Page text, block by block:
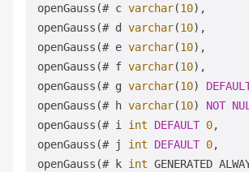
openGauss(# c varchar(10),
openGauss(# d varchar(10),
openGauss(# e varchar(10),
openGauss(# f varchar(10),
openGauss(# g varchar(10)
openGauss(# h varchar(10) NOT
openGauss(# i int DEFAULT 0,
openGauss(# j int DEFAULT 0,
openGauss(# k int GENERATED